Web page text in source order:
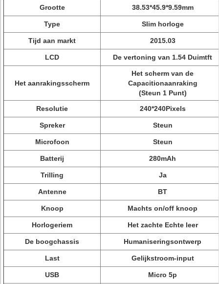
Grootte 38.53*45.9*9.59mm
Type Slim horloge
Tijd aan markt 2015.03
LCD De vertoning van 1.54 Duimtft
Het aanrakingsscherm
Het scherm van de
Capacitionaanraking
(Steun 1 Punt)
Resolutie
240*240Pixels
Spreker Steun
Microfoon Steun
Batterij 280mAh
Trilling Ja
Antenne BT
Knoop Machts on/off knoop
Horlogeriem Het zachte Echte leer
De boogchassis Humaniseringsontwerp
Last Gelijkstroom-input
USB Micro 5p